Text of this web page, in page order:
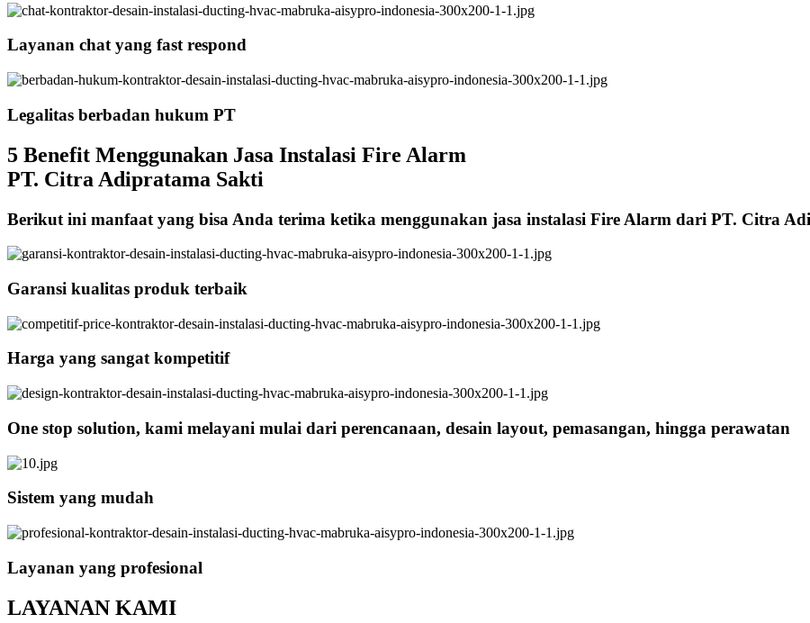
Layanan chat yang fast respond
Legalitas berbadan hukum PT
5 Benefit Menggunakan Jasa Instalasi Fire Alarm
PT. Citra Adipratama Sakti
Berikut ini manfaat yang bisa Anda terima ketika menggunakan jasa instalasi Fire Alarm dari PT. Citra
Garansi kualitas produk terbaik
Harga yang sangat kompetitif
One stop solution, kami melayani mulai dari perencanaan, desain layout, pemasangan, hingga perawatan
Sistem yang mudah
Layanan yang profesional
LAYANAN KAMI